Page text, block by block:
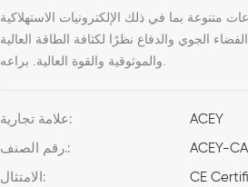
الأسطوانية 18650 و21700 و26650 و32650 و32700 في صناعات متنوعة بما في ذلك الإلكترونيات الاستهلاكية
الجوي والدفاع نظرًا لكثافة الطاقة العالية
علامة تجارية: ACEY
رقم الصنف.: ACEY-CAL
الامتثال: CE